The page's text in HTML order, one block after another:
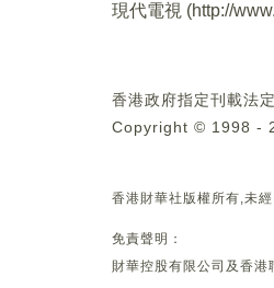
現代電視 (http://
香港政府指定刊載法
Copyright © 1998 -
香港財華社版權所有,未經
免責聲明：
財華控股有限公司及香港